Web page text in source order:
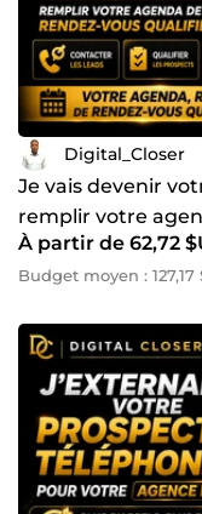
Digital_Closer
Je vais devenir
remplir votre
À partir de 62,72
Budget moyen : 127,17